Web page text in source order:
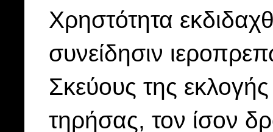
Χρηστότητα
συνείδησιν
Σκεύους της
τηρήσας, τον ίσον